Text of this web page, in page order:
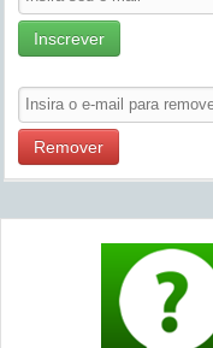
Inscrever
Remover